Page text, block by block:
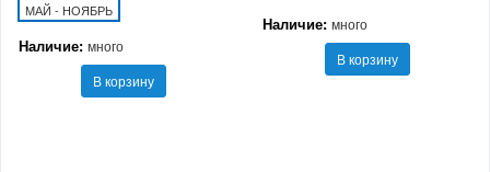
МАЙ - НОЯБРЬ
Наличие: много
В корзину
Наличие: много
В корзину